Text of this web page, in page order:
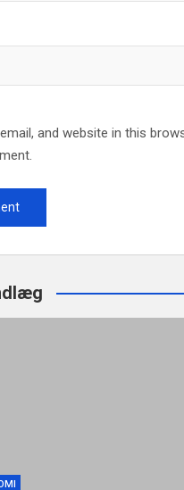
and website in this